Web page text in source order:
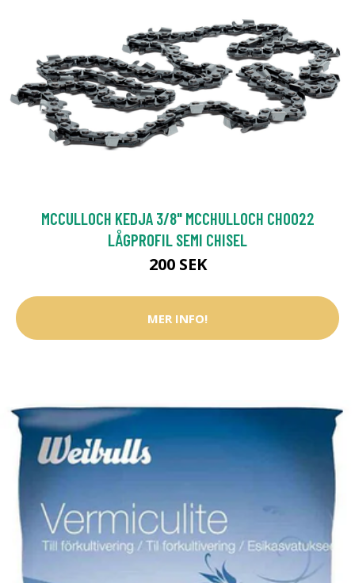
MCCULLOCH KEDJA 3/8" MCCHULLOCH CHO022
LÅGPROFIL SEMI CHISEL
200 SEK
MER INFO!